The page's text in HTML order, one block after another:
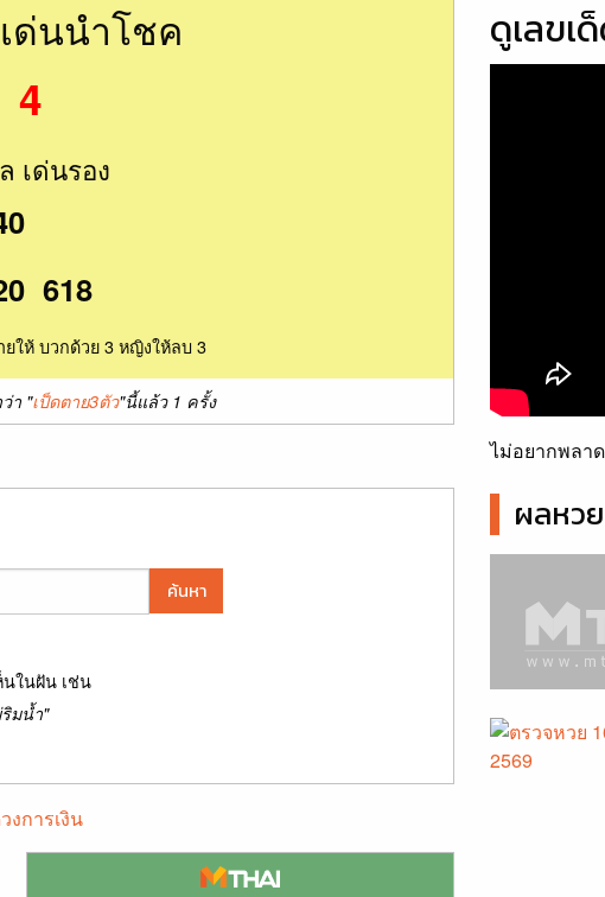
ด่นนำโชค
4
เด่นรอง
618
ให้ บวกด้วย 3 หญิงให้ลบ 3
า "เป็ดตาย3ตัว"นี้แล้ว 1 ครั้ง
ค้นหา
ในฝัน เช่น
มน้ำ"
การเงิน
ดูเลขเ
ไม่อยากพลา
ผลหว